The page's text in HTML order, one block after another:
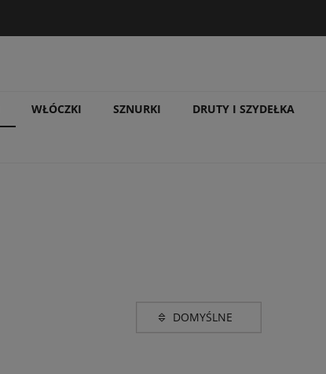
WŁÓCZKI SZNURKI DRUTY I SZYDEŁKA